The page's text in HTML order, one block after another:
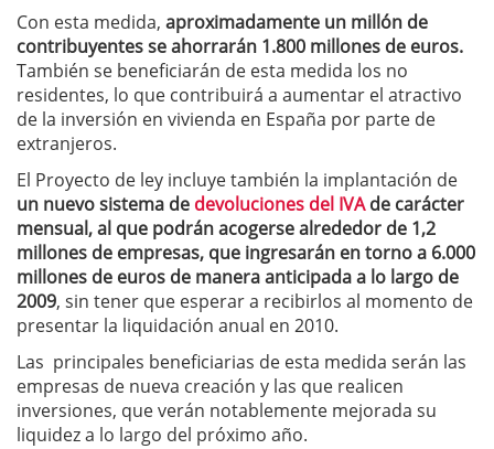
Con esta medida, aproximadamente un millón de
contribuyentes se ahorrarán 1.800 millones de euros.
También se beneficiarán de esta medida los no
residentes, lo que contribuirá a aumentar el atractivo
de la inversión en vivienda en España por parte de
extranjeros.
El Proyecto de ley incluye también la implantación de
un nuevo sistema de devoluciones del IVAde carácter
mensual, al que podrán acogerse alrededor de 1,2
millones de empresas, que ingresarán en torno a 6.000
millones de euros de manera anticipada a lo largo de
2009, sin tener que esperar a recibirlos al momento de
presentar la liquidación anual en 2010.
Las principales beneficiarias de esta medida serán las
empresas de nueva creación y las que realicen
inversiones, que verán notablemente mejorada su
liquidez a lo largo del próximo año.